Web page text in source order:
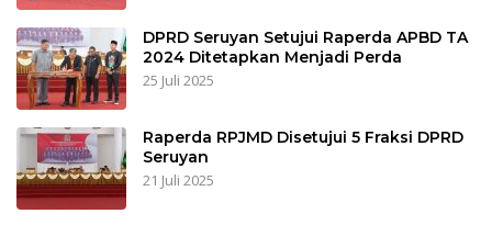
DPRD Seruyan Setujui Raperda APBD TA
2024 Ditetapkan Menjadi Perda
25 Juli 2025
Raperda RPJMD Disetujui 5 Fraksi DPRD
Seruyan
21 Juli 2025